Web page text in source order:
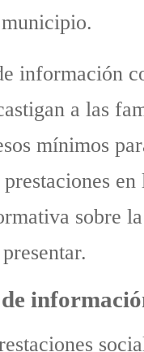
información
a las
mínimos
sobre